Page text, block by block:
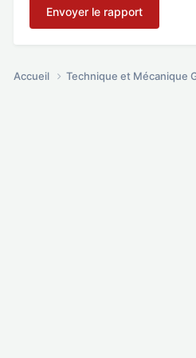
Envoyer le rapport
Accueil Technique et Mécanique